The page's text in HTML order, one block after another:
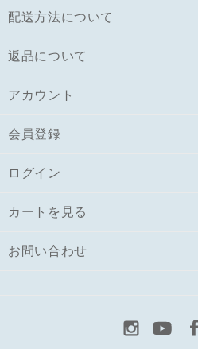
配送方法について
返品について
アカウント
会員登録
ログイン
カートを見る
お問い合わせ